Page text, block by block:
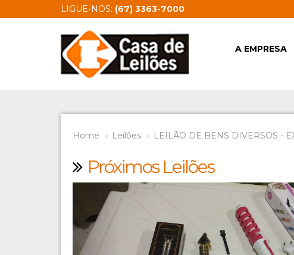
LIGUE-NOS: (67) 3363-7000
A EMPRESA
Home Leilões LEILÃO DE BENS DIVERSOS -
Próximos Leilões
Previous